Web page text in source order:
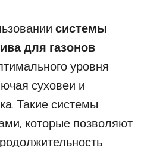
системы
для газонов
уровня
суховеи и
Такие системы
которые позволяют